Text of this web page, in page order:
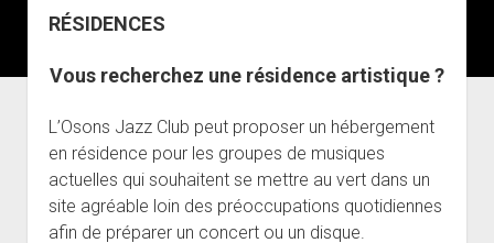
LE CLUB
open
menu
L’Association
Devenir Adhérent
Dédicaces
NOS CONCERTS
open
dropdown
menu
CONCERTS PASSÉS
NOS AUTRES EVENEMENTS
open
dropdown
menu
Soirée Jazz Club
Soirées « restitution ateliers » de nos partenaires
ACTUS
open
dropdown
menu
Livre d’or : l’Osons Jazz Club, les musiciens en parlent :
INFOS MUSICIENS
open
RÉSIDENCES
Vous recherchez une résidence artistique ?
L’Osons Jazz Club peut proposer un hébergement
en résidence pour les groupes de musiques
actuelles qui souhaitent se mettre au vert dans un
site agréable loin des préoccupations quotidiennes
afin de préparer un concert ou un disque.